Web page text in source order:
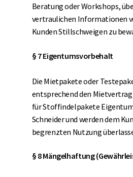
Beratung oder Workshops,
vertraulichen Informationen
Kunden Stillschweigen zu
§ 7 Eigentumsvorbehalt
Die Mietpakete oder
entsprechend den
für Stoffindelpakete
Schneider und werden dem
begrenzten Nutzung
§ 8 Mängelhaftung